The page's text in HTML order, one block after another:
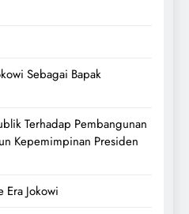
Sebagai Bapak
Terhadap Pembangunan
Kepemimpinan Presiden
Era Jokowi